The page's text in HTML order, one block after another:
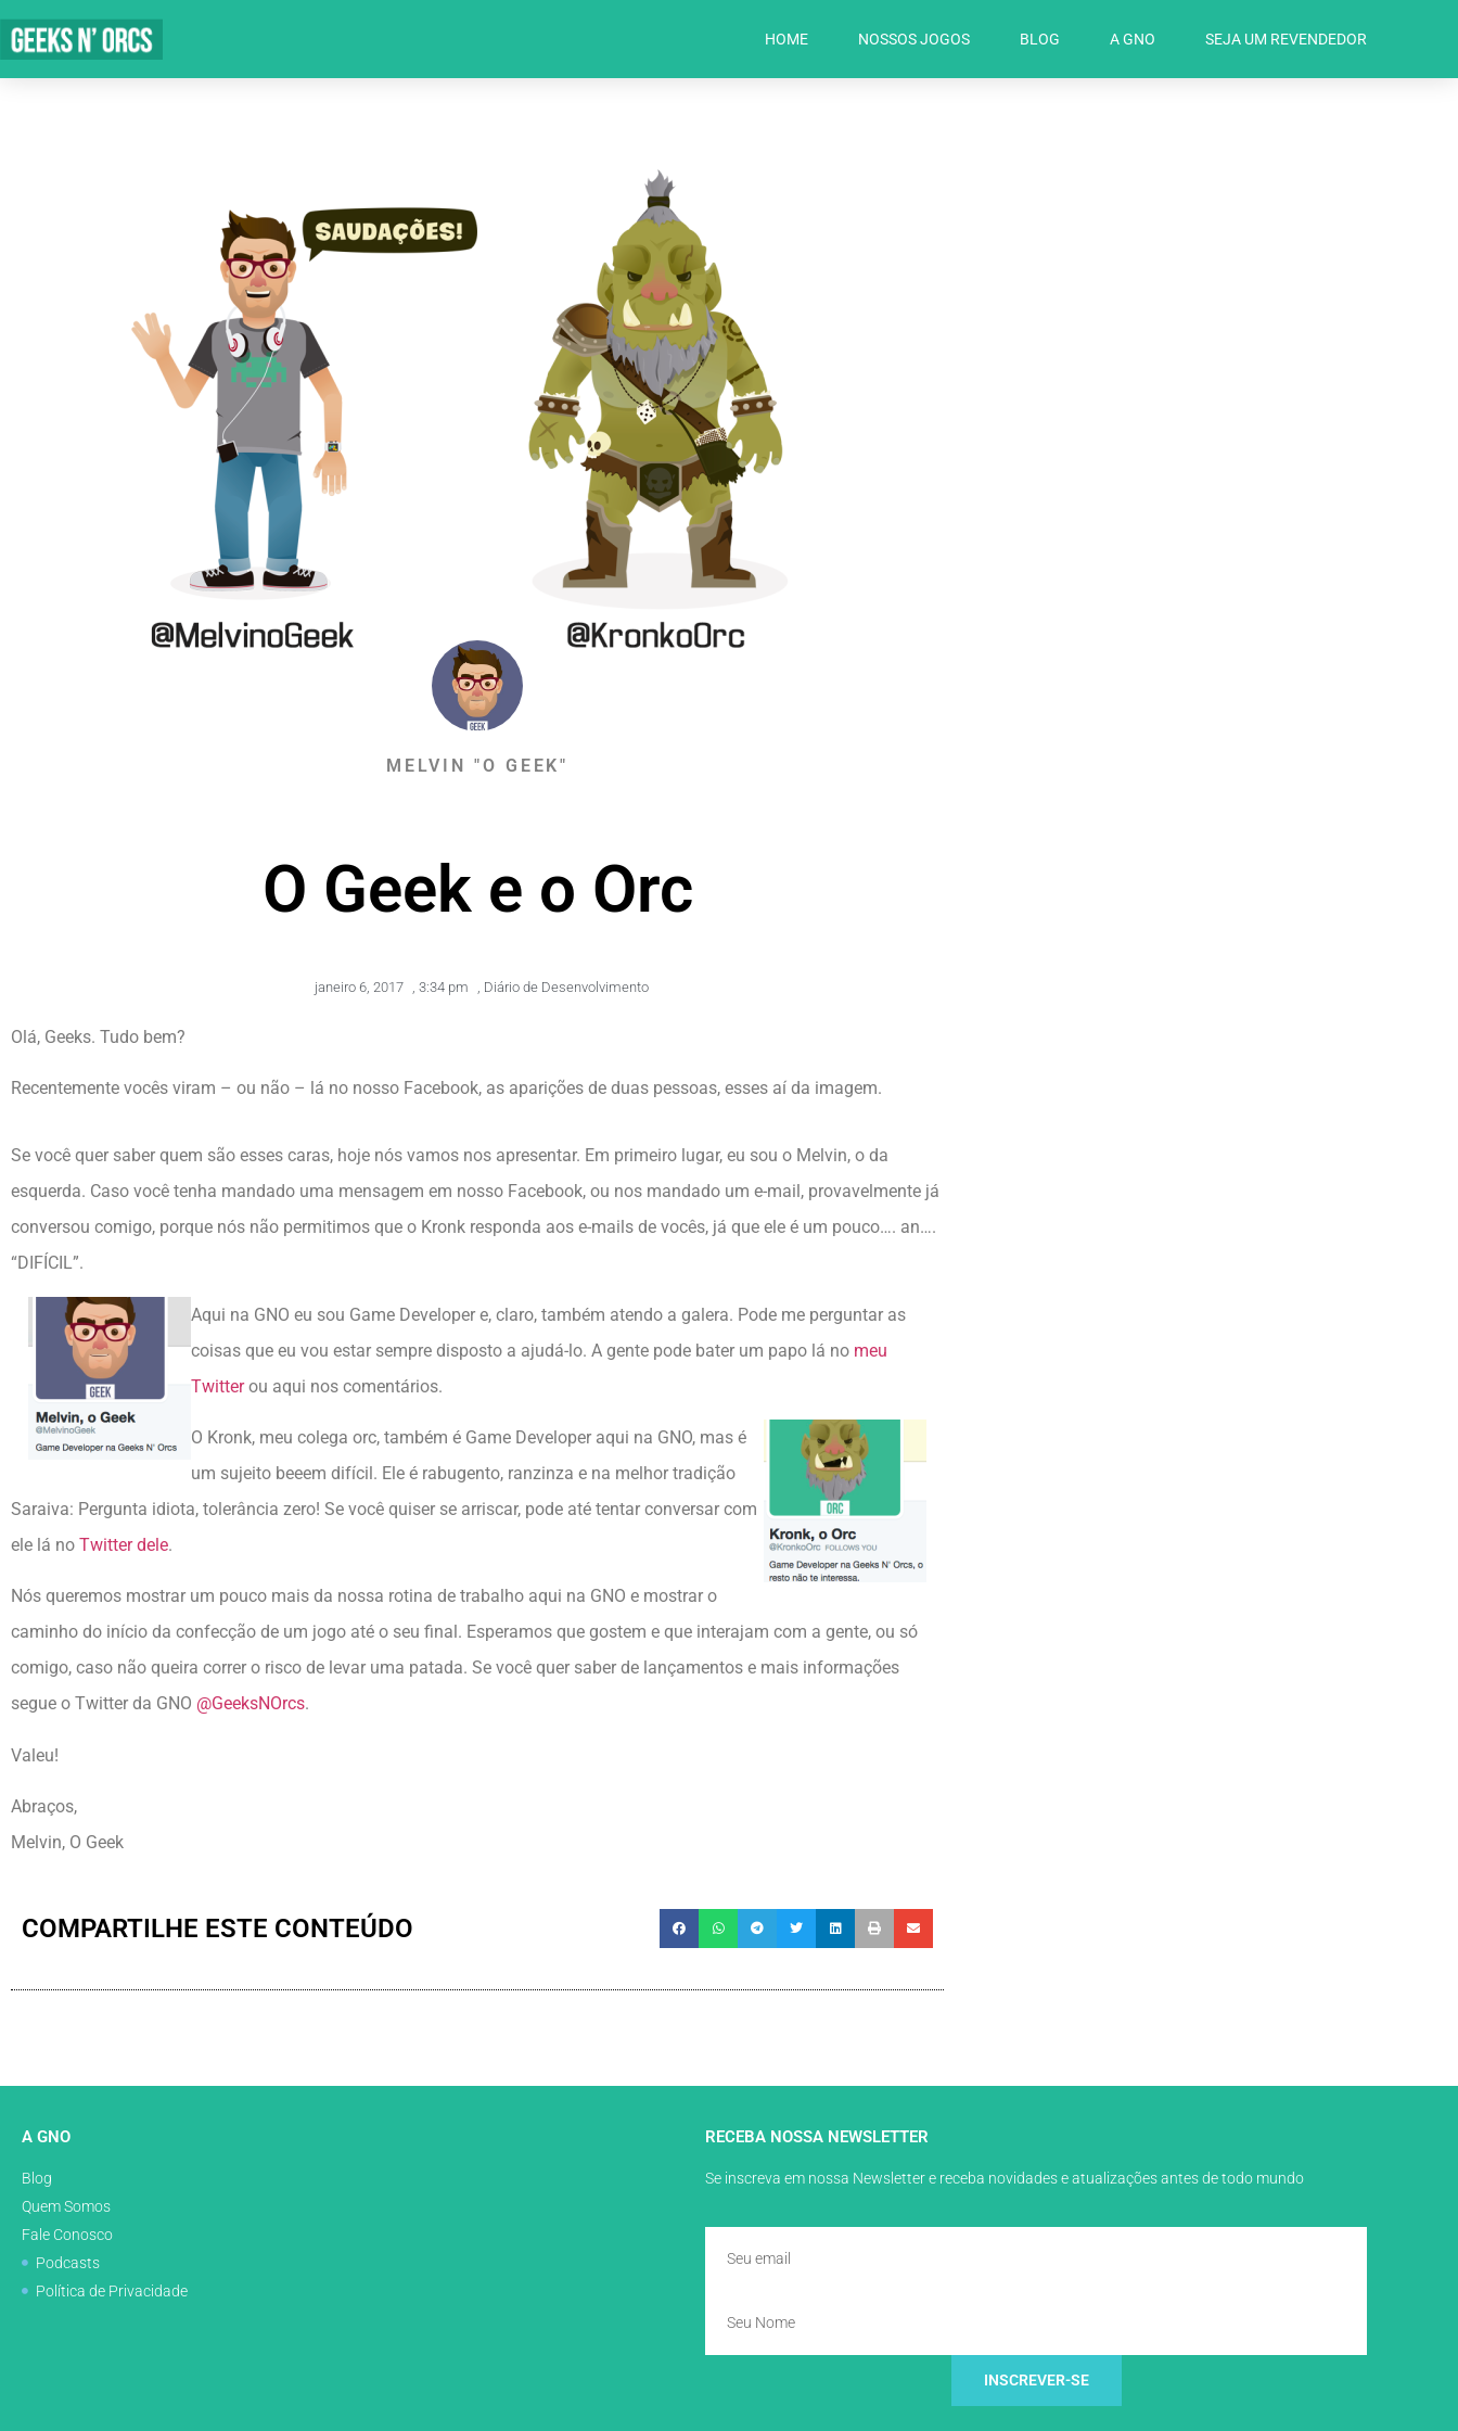
HOME NOSSOS JOGOS BLOG A GNO SEJA UM REVENDEDOR
MELVIN "O GEEK"
O Geek e o Orc
janeiro 6, 2017 , 3:34 pm , Diário de Desenvolvimento
Olá, Geeks. Tudo bem?
Recentemente vocês viram – ou não – lá no nosso Facebook, as aparições de duas pessoas, esses aí da imagem.
Se você quer saber quem são esses caras, hoje nós vamos nos apresentar. Em primeiro lugar, eu sou o Melvin, o da
esquerda. Caso você tenha mandado uma mensagem em nosso Facebook, ou nos mandado um e-mail, provavelmente já
conversou comigo, porque nós não permitimos que o Kronk responda aos e-mails de vocês, já que ele é um pouco…. an….
“DIFÍCIL”.
Aqui na GNO eu sou Game Developer e, claro, também atendo a galera. Pode me perguntar as
coisas que eu vou estar sempre disposto a ajudá-lo. A gente pode bater um papo lá no meu
Twitterou aqui nos comentários.
O Kronk, meu colega orc, também é Game Developer aqui na GNO, mas é
um sujeito beeem difícil. Ele é rabugento, ranzinza e na melhor tradição
Saraiva: Pergunta idiota, tolerância zero! Se você quiser se arriscar, pode até tentar conversar com
ele lá no Twitter dele.
Nós queremos mostrar um pouco mais da nossa rotina de trabalho aqui na GNO e mostrar o
caminho do início da confecção de um jogo até o seu final. Esperamos que gostem e que interajam com a gente, ou só
comigo, caso não queira correr o risco de levar uma patada. Se você quer saber de lançamentos e mais informações
segue o Twitter da GNO @GeeksNOrcs.
Valeu!
Abraços,
Melvin, O Geek
COMPARTILHE ESTE CONTEÚDO
A GNO
Blog
Quem Somos
Fale Conosco
Podcasts
Política de Privacidade
RECEBA NOSSA NEWSLETTER
Se inscreva em nossa Newsletter e receba novidades e atualizações antes de todo mundo
INSCREVER-SE